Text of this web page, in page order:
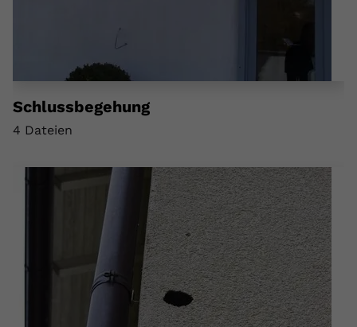
Schlussbegehung
4 Dateien